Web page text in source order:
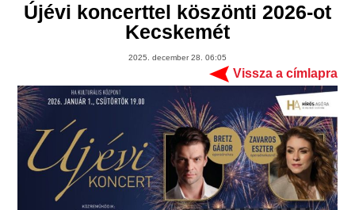
Újévi koncerttel köszönti 2026-ot
Kecskemét
2025. december 28. 06:05
Vissza a címlapra